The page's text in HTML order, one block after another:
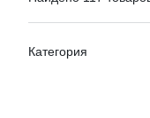
Категория